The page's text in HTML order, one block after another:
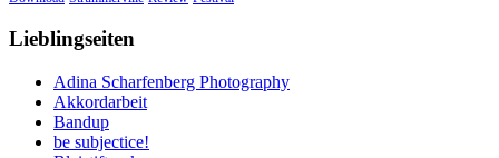
Lieblingseiten
Adina Scharfenberg Photography
Akkordarbeit
Bandup
be subjectice!